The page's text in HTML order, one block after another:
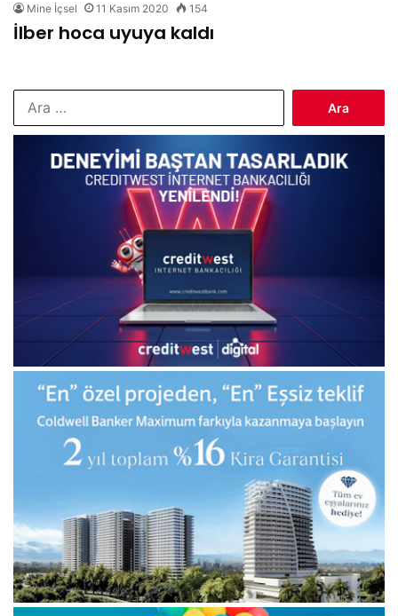
Mine İçsel 11 Kasım 2020 154
İlber hoca uyuya kaldı